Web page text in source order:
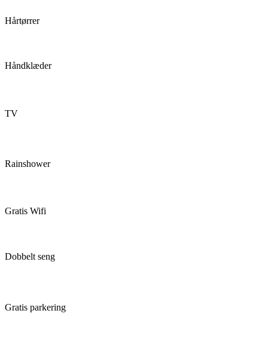
Hårtørrer
Håndklæder
TV
Rainshower
Gratis Wifi
Dobbelt seng
Gratis parkering